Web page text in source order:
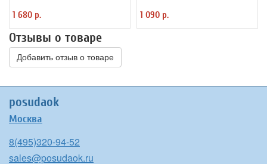
1 680 р. 1 090 р.
Отзывы о товаре
Добавить отзыв о товаре
posudaok
Москва
8(495)320-94-52
sales@posudaok.ru